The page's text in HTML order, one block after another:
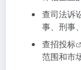
查司法诉
事、刑事
查招投标
范围和市